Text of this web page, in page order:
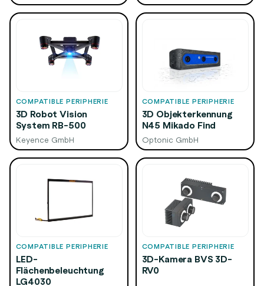
COMPATIBLE PERIPHERIE
3D Robot Vision
System RB-500
Keyence GmbH
COMPATIBLE PERIPHERIE
3D Objekterkennung
N45 Mikado Find
Optonic GmbH
COMPATIBLE PERIPHERIE
LED-
Flächenbeleuchtung
LG4030
COMPATIBLE PERIPHERIE
3D-Kamera BVS 3D-
RV0